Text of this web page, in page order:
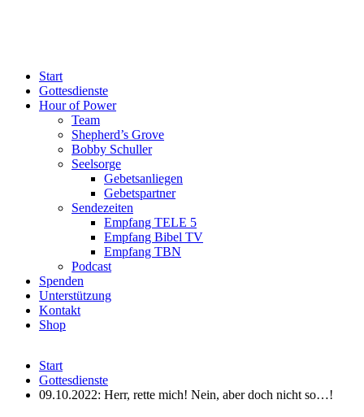
Start
Gottesdienste
Hour of Power
Team
Shepherd’s Grove
Bobby Schuller
Seelsorge
Gebetsanliegen
Gebetspartner
Sendezeiten
Empfang TELE 5
Empfang Bibel TV
Empfang TBN
Podcast
Spenden
Unterstützung
Kontakt
Shop
Start
Gottesdienste
09.10.2022: Herr, rette mich! Nein, aber doch nicht so…!